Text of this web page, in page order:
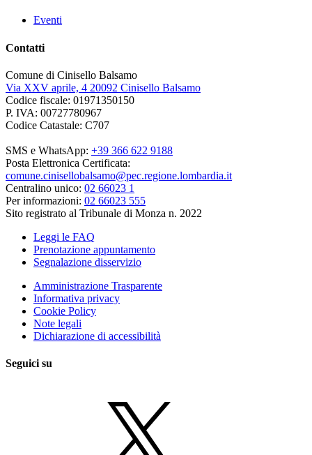
Eventi
Contatti
Comune di Cinisello Balsamo
Via XXV aprile, 4 20092 Cinisello Balsamo
Codice fiscale: 01971350150
P. IVA: 00727780967
Codice Catastale: C707
SMS e WhatsApp: +39 366 622 9188
Posta Elettronica Certificata:
comune.cinisellobalsamo@pec.regione.lombardia.it
Centralino unico: 02 66023 1
Per informazioni: 02 66023 555
Sito registrato al Tribunale di Monza n. 2022
Leggi le FAQ
Prenotazione appuntamento
Segnalazione disservizio
Amministrazione Trasparente
Informativa privacy
Cookie Policy
Note legali
Dichiarazione di accessibilità
Seguici su